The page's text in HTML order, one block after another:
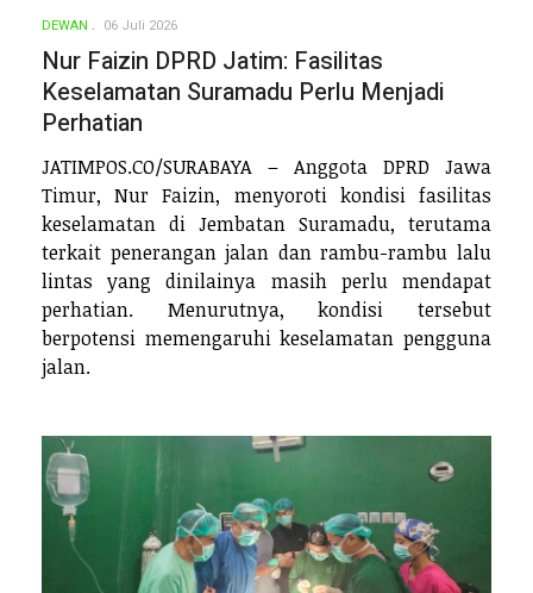
DEWAN 06 Juli 2026
Nur Faizin DPRD Jatim: Fasilitas
Keselamatan Suramadu Perlu Menjadi
Perhatian
JATIMPOS.CO/SURABAYA – Anggota DPRD Jawa
Timur, Nur Faizin, menyoroti kondisi fasilitas
keselamatan di Jembatan Suramadu, terutama
terkait penerangan jalan dan rambu-rambu lalu
lintas yang dinilainya masih perlu mendapat
perhatian. Menurutnya, kondisi tersebut
berpotensi memengaruhi keselamatan pengguna
jalan.